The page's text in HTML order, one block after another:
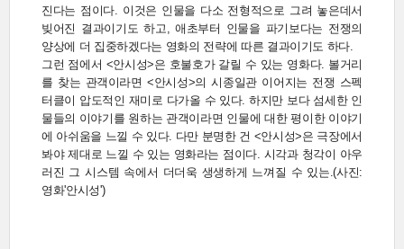
진다는 점이다. 이것은 인물을 다소 전형적으로 그려 놓은데서
빚어진 결과이기도 하고, 애초부터 인물을 파기보다는 전쟁의
양상에 더 집중하겠다는 영화의 전략에 따른 결과이기도 하다.
그런 점에서 <안시성>은 호불호가 갈릴 수 있는 영화다. 볼거리
를 찾는 관객이라면 <안시성>의 시종일관 이어지는 전쟁 스펙
터클이 압도적인 재미로 다가올 수 있다. 하지만 보다 섬세한 인
물들의 이야기를 원하는 관객이라면 인물에 대한 평이한 이야기
에 아쉬움을 느낄 수 있다. 다만 분명한 건 <안시성>은 극장에서
봐야 제대로 느낄 수 있는 영화라는 점이다. 시각과 청각이 아우
러진 그 시스템 속에서 더더욱 생생하게 느껴질 수 있는.(사진:
영화'안시성')